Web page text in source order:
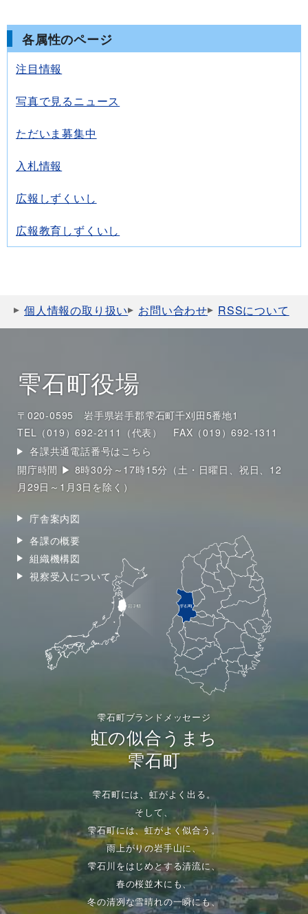
各属性のページ
注目情報
写真で見るニュース
ただいま募集中
入札情報
広報しずくいし
広報教育しずくいし
個人情報の取り扱い お問い合わせ RSSについて
雫石町役場
〒020-0595 岩手県岩手郡雫石町千刈田5番地1
TEL（019）692-2111（代表）
FAX（019）692-1311
各課共通電話番号はこちら
開庁時間 ▶ 8時30分～17時15分（土・日曜日、祝日、12
月29日～1月3日を除く）
庁舎案内図
各課の概要
組織機構図
視察受入について
雫石町ブランドメッセージ
虹の似合うまち
雫石町
雫石町には、虹がよく出る。
そして、
雫石町には、虹がよく似合う。
雨上がりの岩手山に、
雫石川をはじめとする清流に、
春の桜並木にも、
冬の清冽な雪晴れの一瞬にも、